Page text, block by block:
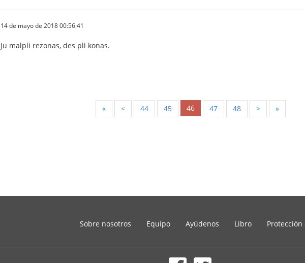
14 de mayo de 2018 00:56:41
Ju malpli rezonas, des pli konas.
« < 44 45 46 47 48 > »
Sobre nosotros Equipo Ayúdenos Libro Protección